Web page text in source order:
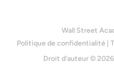
Wall Street
Politique de confidentialité
Droit d'auteur ©